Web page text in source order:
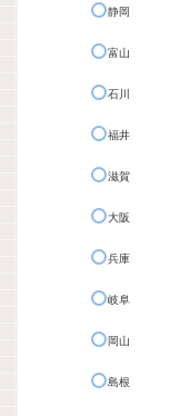
静岡
富山
石川
福井
滋賀
大阪
兵庫
岐阜
岡山
島根